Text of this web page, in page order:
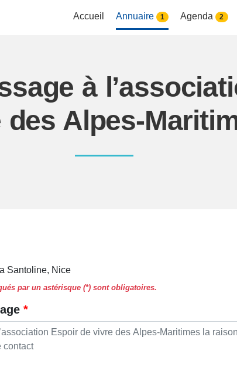
Accueil Annuaire 1 Agenda 2
à
des Alpes-
Santoline, Nice
par un astérisque (*) sont obligatoires.